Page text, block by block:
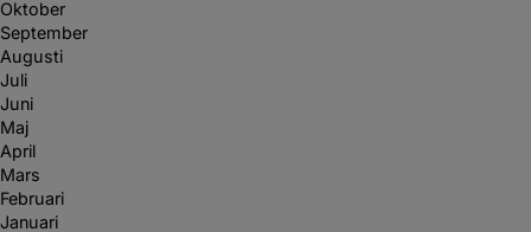
Oktober
September
Augusti
Juli
Juni
Maj
April
Mars
Februari
Januari